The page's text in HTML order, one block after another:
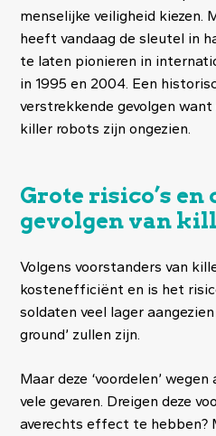
menselijke veiligheid kiezen.
heeft vandaag de sleutel in
te laten pionieren in
in 1995 en 2004. Een
verstrekkende gevolgen want
killer robots zijn ongezien.
Grote risico’s
gevolgen van
Volgens voorstanders van
kostenefficiënt en is het
soldaten veel lager
ground’ zullen zijn.
Maar deze ‘voordelen’
vele gevaren. Dreigen deze
averechts effect te hebben?